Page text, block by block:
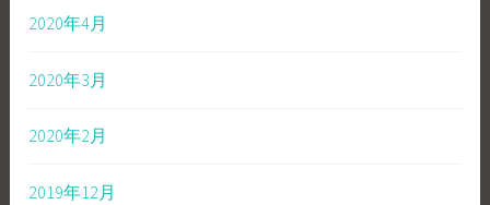
2020年4月
2020年3月
2020年2月
2019年12月